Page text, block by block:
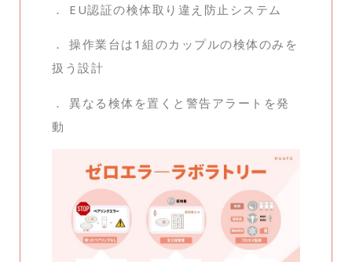
． EU認証の検体取り違え防止システム
． 操作業台は1組のカップルの検体のみを
扱う設計
． 異なる検体を置くと警告アラートを発
動